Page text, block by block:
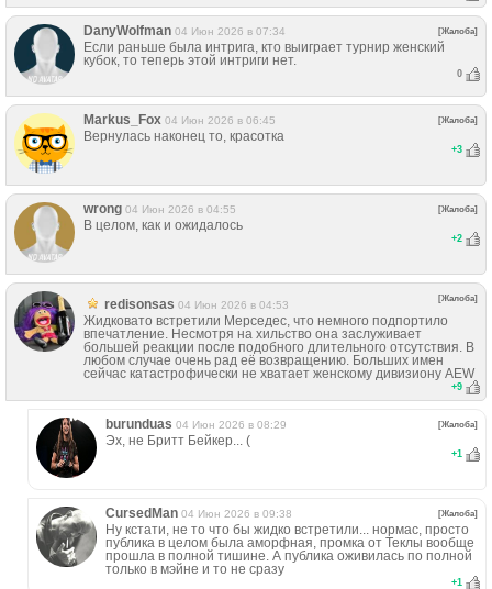
DanyWolfman 04 Июн 2026 в 07:34 [Жалоба]
Если раньше была интрига, кто выиграет турнир женский
кубок, то теперь этой интриги нет.
0
Markus_Fox 04 Июн 2026 в 06:45 [Жалоба]
Вернулась наконец то, красотка
+3
wrong 04 Июн 2026 в 04:55 [Жалоба]
В целом, как и ожидалось
+2
redisonsas 04 Июн 2026 в 04:53
[Жалоба]
Жидковато встретили Мерседес, что немного подпортило
впечатление. Несмотря на хильство она заслуживает
большей реакции после подобного длительного отсутствия. В
любом случае очень рад её возвращению. Больших имен
сейчас катастрофически не хватает женскому дивизиону AEW
+9
burunduas 04 Июн 2026 в 08:29 [Жалоба]
Эх, не Бритт Бейкер... (
+1
CursedMan 04 Июн 2026 в 09:38 [Жалоба]
Ну кстати, не то что бы жидко встретили... нормас, просто
публика в целом была аморфная, промка от Теклы вообще
прошла в полной тишине. А публика оживилась по полной
только в мэйне и то не сразу
+1